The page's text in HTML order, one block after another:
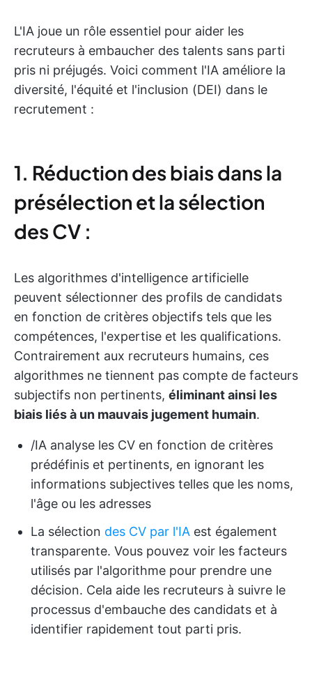
L'IA joue un rôle essentiel pour aider les
recruteurs à embaucher des talents sans parti
pris ni préjugés. Voici comment l'IA améliore la
diversité, l'équité et l'inclusion (DEI) dans le
recrutement :
1. Réduction des biais dans la
présélection et la sélection
des CV :
Les algorithmes d'intelligence artificielle
peuvent sélectionner des profils de candidats
en fonction de critères objectifs tels que les
compétences, l'expertise et les qualifications.
Contrairement aux recruteurs humains, ces
algorithmes ne tiennent pas compte de facteurs
subjectifs non pertinents, éliminant ainsi les
biais liés à un mauvais jugement humain.
/IA analyse les CV en fonction de critères
prédéfinis et pertinents, en ignorant les
informations subjectives telles que les noms,
l'âge ou les adresses
La sélection des CV par l'IA est également
transparente. Vous pouvez voir les facteurs
utilisés par l'algorithme pour prendre une
décision. Cela aide les recruteurs à suivre le
processus d'embauche des candidats et à
identifier rapidement tout parti pris.